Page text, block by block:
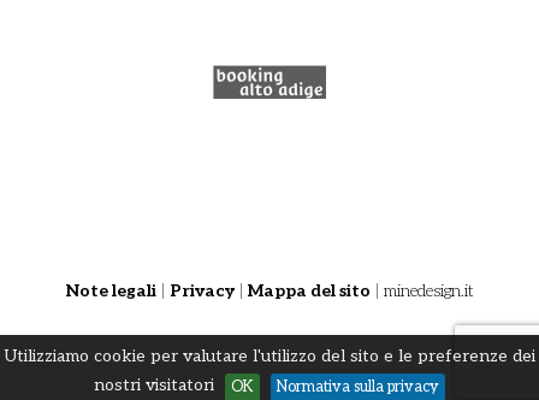
Note legali| Privacy| Mappa del sito minedesign.it
Utilizziamo cookie per valutare l'utilizzo del sito e le preferenze dei
nostri visitatori
OK Normativa sulla privacy